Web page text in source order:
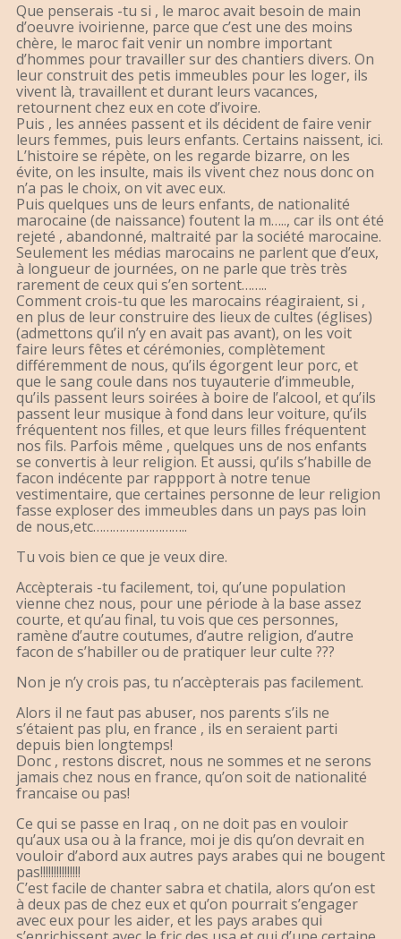
Que penserais -tu si , le maroc avait besoin de main
d’oeuvre ivoirienne, parce que c’est une des moins
chère, le maroc fait venir un nombre important
d’hommes pour travailler sur des chantiers divers. On
leur construit des petis immeubles pour les loger, ils
vivent là, travaillent et durant leurs vacances,
retournent chez eux en cote d’ivoire.
Puis , les années passent et ils décident de faire venir
leurs femmes, puis leurs enfants. Certains naissent, ici.
L’histoire se répète, on les regarde bizarre, on les
évite, on les insulte, mais ils vivent chez nous donc on
n’a pas le choix, on vit avec eux.
Puis quelques uns de leurs enfants, de nationalité
marocaine (de naissance) foutent la m….., car ils ont été
rejeté , abandonné, maltraité par la société marocaine.
Seulement les médias marocains ne parlent que d’eux,
à longueur de journées, on ne parle que très très
rarement de ceux qui s’en sortent……..
Comment crois-tu que les marocains réagiraient, si ,
en plus de leur construire des lieux de cultes (églises)
(admettons qu’il n’y en avait pas avant), on les voit
faire leurs fêtes et cérémonies, complètement
différemment de nous, qu’ils égorgent leur porc, et
que le sang coule dans nos tuyauterie d’immeuble,
qu’ils passent leurs soirées à boire de l’alcool, et qu’ils
passent leur musique à fond dans leur voiture, qu’ils
fréquentent nos filles, et que leurs filles fréquentent
nos fils. Parfois même , quelques uns de nos enfants
se convertis à leur religion. Et aussi, qu’ils s’habille de
facon indécente par rappport à notre tenue
vestimentaire, que certaines personne de leur religion
fasse exploser des immeubles dans un pays pas loin
de nous,etc………………………..
Tu vois bien ce que je veux dire.
Accèpterais -tu facilement, toi, qu’une population
vienne chez nous, pour une période à la base assez
courte, et qu’au final, tu vois que ces personnes,
ramène d’autre coutumes, d’autre religion, d’autre
facon de s’habiller ou de pratiquer leur culte ???
Non je n’y crois pas, tu n’accèpterais pas facilement.
Alors il ne faut pas abuser, nos parents s’ils ne
s’étaient pas plu, en france , ils en seraient parti
depuis bien longtemps!
Donc , restons discret, nous ne sommes et ne serons
jamais chez nous en france, qu’on soit de nationalité
francaise ou pas!
Ce qui se passe en Iraq , on ne doit pas en vouloir
qu’aux usa ou à la france, moi je dis qu’on devrait en
vouloir d’abord aux autres pays arabes qui ne bougent
pas!!!!!!!!!!!!!!!
C’est facile de chanter sabra et chatila, alors qu’on est
à deux pas de chez eux et qu’on pourrait s’engager
avec eux pour les aider, et les pays arabes qui